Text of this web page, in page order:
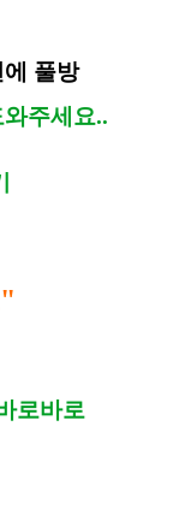
에 풀방
주세요..
로바로